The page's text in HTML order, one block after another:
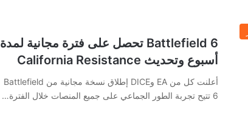
Battlefield 6 تحصل على فترة مجانية لمدة
أسبوع وتحديث California Resistance
أعلنت كل من EA وDICE إطلاق نسخة مجانية من Battlefield
6 تتيح تجربة الطور الجماعي على جميع المنصات خلال الفترة…